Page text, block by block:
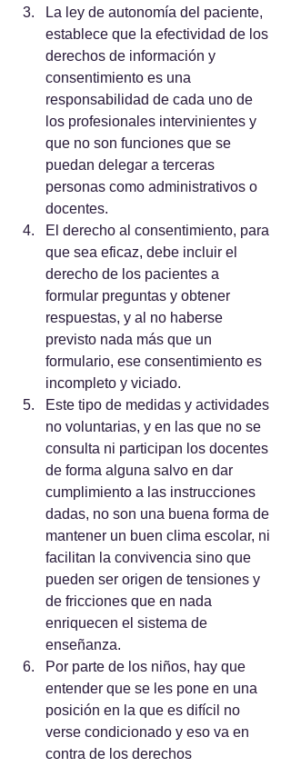
La ley de autonomía del paciente,
establece que la efectividad de los
derechos de información y
consentimiento es una
responsabilidad de cada uno de
los profesionales intervinientes y
que no son funciones que se
puedan delegar a terceras
personas como administrativos o
docentes.
El derecho al consentimiento, para
que sea eficaz, debe incluir el
derecho de los pacientes a
formular preguntas y obtener
respuestas, y al no haberse
previsto nada más que un
formulario, ese consentimiento es
incompleto y viciado.
Este tipo de medidas y actividades
no voluntarias, y en las que no se
consulta ni participan los docentes
de forma alguna salvo en dar
cumplimiento a las instrucciones
dadas, no son una buena forma de
mantener un buen clima escolar, ni
facilitan la convivencia sino que
pueden ser origen de tensiones y
de fricciones que en nada
enriquecen el sistema de
enseñanza.
Por parte de los niños, hay que
entender que se les pone en una
posición en la que es difícil no
verse condicionado y eso va en
contra de los derechos